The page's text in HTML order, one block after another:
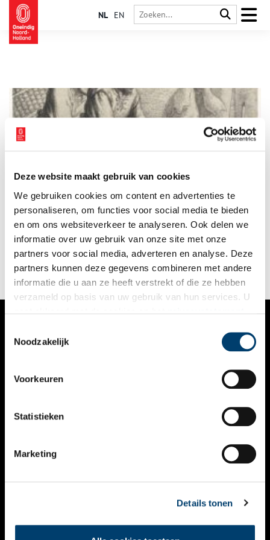
Deze website maakt gebruik van cookies
We gebruiken cookies om content en advertenties te
personaliseren, om functies voor social media te bieden
en om ons websiteverkeer te analyseren. Ook delen we
informatie over uw gebruik van onze site met onze
partners voor social media, adverteren en analyse. Deze
partners kunnen deze gegevens combineren met andere
informatie die u aan ze heeft verstrekt of die ze hebben
verzameld op basis van uw gebruik van hun services. U
Noodzakelijk
Voorkeuren
Statistieken
Marketing
Details tonen
NL EN
Over de invloed van het Zuid-Nederlands en het Jiddisch op
het Amsterdams en indirect het ‘ABN’ zijn dikke boeken en
duizenden artikelen geschreven. De invloed van het Duits
krijgt daarentegen verbazend weinig aandacht. Ook
onderbelicht is de geweldige omvang van de eeuwenlange
immigratiestroom vanuit het gebied dat nu Duitsland heet. De
Duitse woorden drongen deels door via het Bargoens, de
‘dieventaal’.
VERHALEN
KALENDER
THEMA’S
VIDEO’S
CONTACT